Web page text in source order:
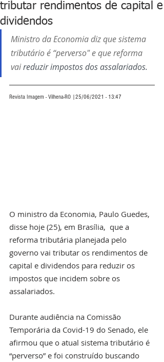
tributar rendimentos de capital e
dividendos
Ministro da Economia diz que sistema
tributário é “perverso" e que reforma
vai reduzir impostos dos assalariados.
Revista Imagem - Vilhena-RO |25/06/2021 - 13:47
O ministro da Economia, Paulo Guedes,
disse hoje (25), em Brasília,  que a
reforma tributária planejada pelo
governo vai tributar os rendimentos de
capital e dividendos para reduzir os
impostos que incidem sobre os
assalariados.
Durante audiência na Comissão
Temporária da Covid-19 do Senado, ele
afirmou que o atual sistema tributário é
“perverso” e foi construído buscando